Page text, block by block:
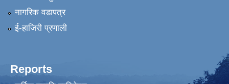
नागरिक वडापत्र
ई-हाजिरी प्रणाली
Reports